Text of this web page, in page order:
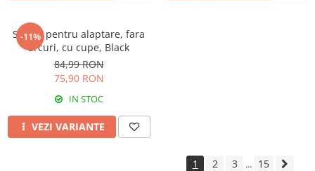
-11%
Sutien pentru alaptare, fara
arcuri, cu cupe, Black
84,99 RON
75,90 RON
IN STOC
VEZI VARIANTE
1 2 3 ... 15